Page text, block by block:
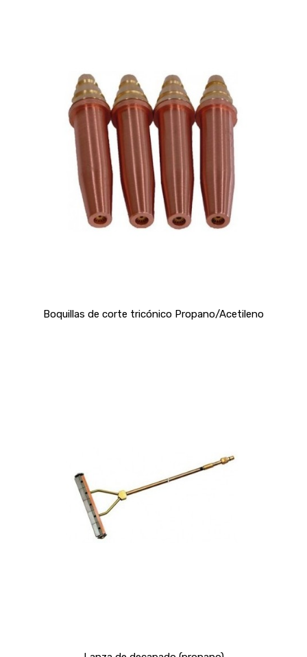
Boquillas de corte tricónico Propano/Acetileno